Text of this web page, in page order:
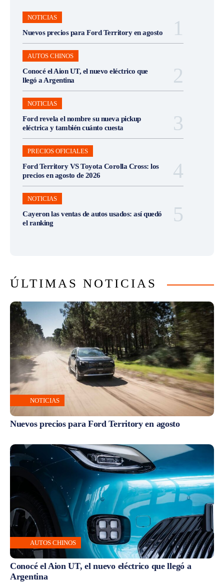
NOTICIAS
Nuevos precios para Ford Territory en agosto
AUTOS CHINOS
Conocé el Aion UT, el nuevo eléctrico que
llegó a Argentina
NOTICIAS
Ford revela el nombre su nueva pickup
eléctrica y también cuánto cuesta
PRECIOS OFICIALES
Ford Territory VS Toyota Corolla Cross: los
precios en agosto de 2026
NOTICIAS
Cayeron las ventas de autos usados: así quedó
el ranking
ÚLTIMAS NOTICIAS
NOTICIAS
Nuevos precios para Ford Territory en agosto
AUTOS CHINOS
Conocé el Aion UT, el nuevo eléctrico que llegó a
Argentina